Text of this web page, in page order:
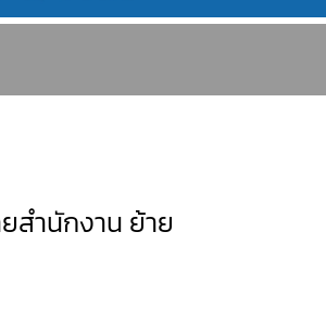
สำนักงาน ย้าย